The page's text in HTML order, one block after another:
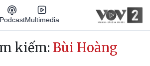
Multimedia
kiếm: Bùi Hoàng